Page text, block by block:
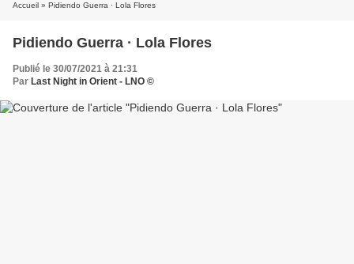
Accueil » Pidiendo Guerra · Lola Flores
Pidiendo Guerra · Lola Flores
Publié le 30/07/2021 à 21:31
Par Last Night in Orient - LNO ©